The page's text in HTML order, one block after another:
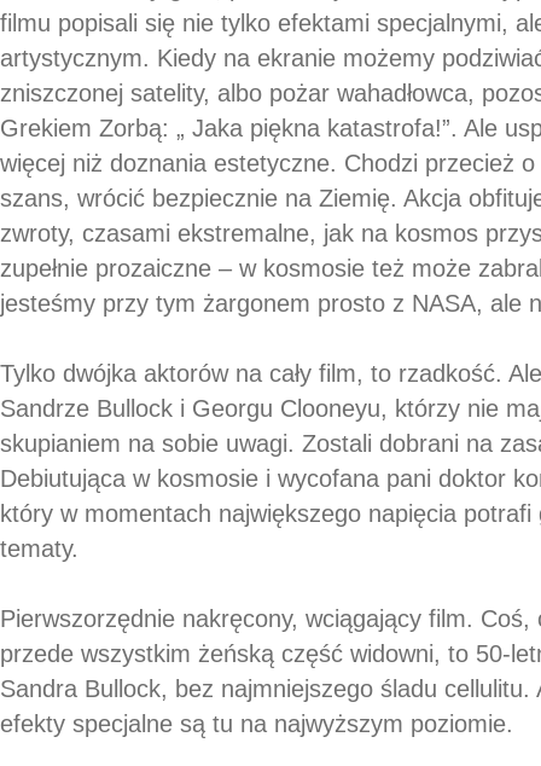
filmu popisali się nie tylko efektami specjalnymi,
artystycznym. Kiedy na ekranie możemy
zniszczonej satelity, albo pożar wahadłowca,
Grekiem Zorbą: „ Jaka piękna katastrofa!”. Ale
więcej niż doznania estetyczne. Chodzi przecież
szans, wrócić bezpiecznie na Ziemię. Akcja
zwroty, czasami ekstremalne, jak na kosmos
zupełnie prozaiczne – w kosmosie też może
jesteśmy przy tym żargonem prosto z NASA, ale
Tylko dwójka aktorów na cały film, to rzadkość.
Sandrze Bullock i Georgu Clooneyu, którzy nie
skupianiem na sobie uwagi. Zostali dobrani na
Debiutująca w kosmosie i wycofana pani doktor
który w momentach największego napięcia potrafi
tematy.
Pierwszorzędnie nakręcony, wciągający film.
przede wszystkim żeńską część widowni, to 50-
Sandra Bullock, bez najmniejszego śladu cellulitu.
efekty specjalne są tu na najwyższym poziomie.